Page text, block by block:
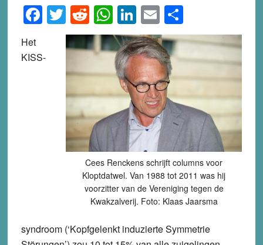
Facebook
Twitter
Reddit
WhatsApp
LinkedIn
EmailShare
Cees Renckens schrijft columns voor
Kloptdatwel. Van 1988 tot 2011 was hij
voorzitter van de Vereniging tegen de
Kwakzalverij. Foto: Klaas Jaarsma
Het
KISS-
syndroom (‘Kopfgelenkt induzierte Symmetrie